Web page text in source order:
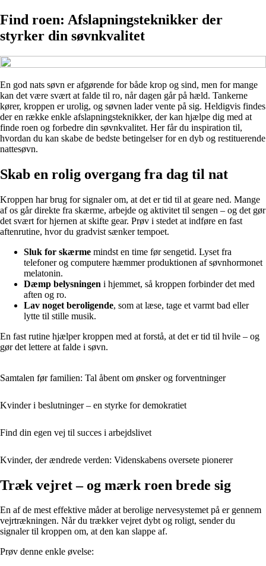
Find roen: Afslapningsteknikker der
styrker din søvnkvalitet
En god nats søvn er afgørende for både krop og sind, men for mange
kan det være svært at falde til ro, når dagen går på hæld. Tankerne
kører, kroppen er urolig, og søvnen lader vente på sig. Heldigvis findes
der en række enkle afslapningsteknikker, der kan hjælpe dig med at
finde roen og forbedre din søvnkvalitet. Her får du inspiration til,
hvordan du kan skabe de bedste betingelser for en dyb og restituerende
nattesøvn.
Skab en rolig overgang fra dag til nat
Kroppen har brug for signaler om, at det er tid til at geare ned. Mange
af os går direkte fra skærme, arbejde og aktivitet til sengen – og det gør
det svært for hjernen at skifte gear. Prøv i stedet at indføre en fast
aftenrutine, hvor du gradvist sænker tempoet.
Sluk for skærme mindst en time før sengetid. Lyset fra
telefoner og computere hæmmer produktionen af søvnhormonet
melatonin.
Dæmp belysningen i hjemmet, så kroppen forbinder det med
aften og ro.
Lav noget beroligende, som at læse, tage et varmt bad eller
lytte til stille musik.
En fast rutine hjælper kroppen med at forstå, at det er tid til hvile – og
gør det lettere at falde i søvn.
Samtalen før familien: Tal åbent om ønsker og forventninger
Kvinder i beslutninger – en styrke for demokratiet
Find din egen vej til succes i arbejdslivet
Kvinder, der ændrede verden: Videnskabens oversete pionerer
Træk vejret – og mærk roen brede sig
En af de mest effektive måder at berolige nervesystemet på er gennem
vejrtrækningen. Når du trækker vejret dybt og roligt, sender du
signaler til kroppen om, at den kan slappe af.
Prøv denne enkle øvelse: